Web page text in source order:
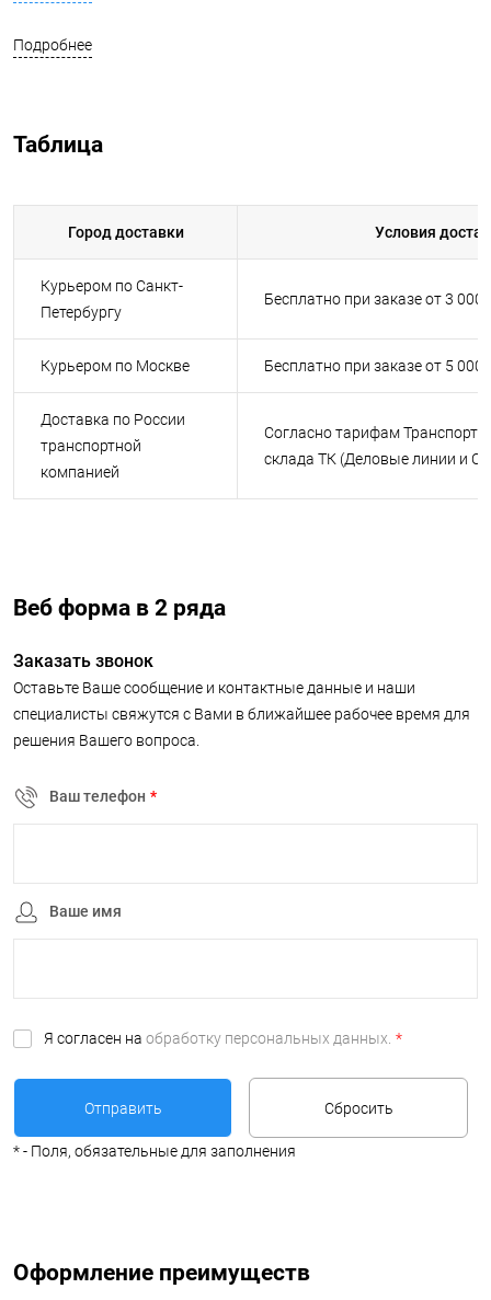
Подробнее
Таблица
Город доставки Условия
Курьером по Санкт-
Петербургу
Бесплатно при заказе от 3 000
Курьером по Москве Бесплатно при заказе от 5 000
Доставка по России
транспортной
компанией
Согласно тарифам
склада ТК (Деловые линии и
Веб форма в 2 ряда
Заказать звонок
Оставьте Ваше сообщение и контактные данные и наши
специалисты свяжутся с Вами в ближайшее рабочее время для
решения Вашего вопроса.
Ваш телефон *
Ваше имя
Я согласен на обработку персональных данных. *
*- Поля, обязательные для заполнения
Оформление преимуществ